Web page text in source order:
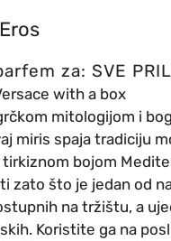
za: SVE
mitologijom i
miris spaja tradiciju
tirkiznom bojom
zato što je jedan od
na tržištu, a
Koristite ga na